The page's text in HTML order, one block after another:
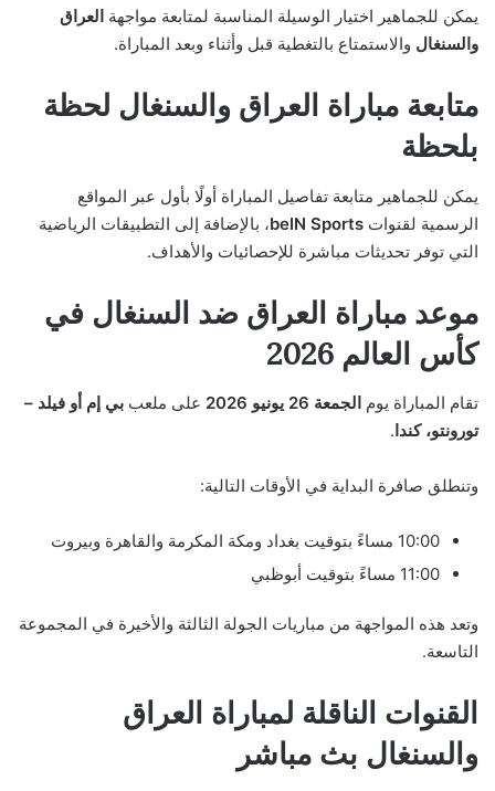
يمكن للجماهير اختيار الوسيلة المناسبة لمتابعة مواجهة العراق
والسنغال والاستمتاع بالتغطية قبل وأثناء وبعد المباراة.
متابعة مباراة العراق والسنغال لحظة
بلحظة
يمكن للجماهير متابعة تفاصيل المباراة أولًا بأول عبر المواقع
الرسمية لقنوات beIN Sports، بالإضافة إلى التطبيقات الرياضية
التي توفر تحديثات مباشرة للإحصائيات والأهداف.
موعد مباراة العراق ضد السنغال في
كأس العالم 2026
تقام المباراة يوم الجمعة 26 يونيو 2026 على ملعب بي إم أو فيلد –
تورونتو، كندا.
وتنطلق صافرة البداية في الأوقات التالية:
10:00 مساءً بتوقيت بغداد ومكة المكرمة والقاهرة وبيروت
11:00 مساءً بتوقيت أبوظبي
وتعد هذه المواجهة من مباريات الجولة الثالثة والأخيرة في المجموعة
التاسعة.
القنوات الناقلة لمباراة العراق
والسنغال بث مباشر